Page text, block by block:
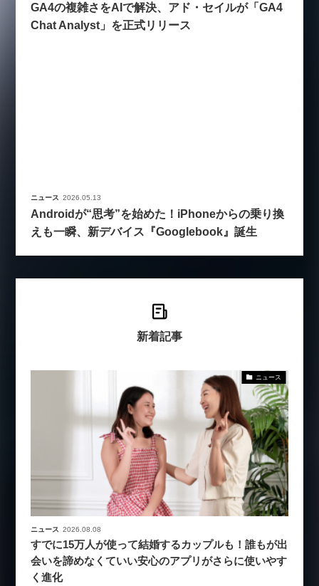
GA4の複雑さをAIで解決、アド・セイルが「GA4
Chat Analyst」を正式リリース
ニュース 2026.05.13
Androidが“思考”を始めた！iPhoneからの乗り換
えも一瞬、新デバイス『Googlebook』誕生
新着記事
ニュース
ニュース 2026.08.08
すでに15万人が使って結婚するカップルも！誰もが出
会いを諦めなくていい安心のアプリがさらに使いやす
く進化